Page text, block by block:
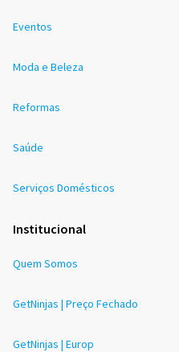
Eventos
Moda e Beleza
Reformas
Saúde
Serviços Domésticos
Institucional
Quem Somos
GetNinjas | Preço Fechado
GetNinjas | Europ